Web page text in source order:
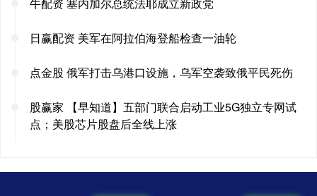
日赢配资 美军在阿拉伯海登船检查一油轮
点金股 俄军打击乌港口设施，乌军空袭致俄平民死伤
股赢家 【早知道】五部门联合启动工业5G独立专网试
点；美股芯片股盘后全线上涨